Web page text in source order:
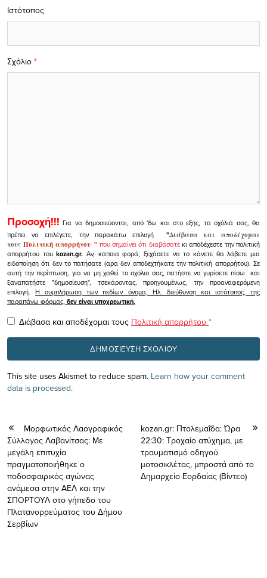
Σχόλιο *
Ιστότοπος
Προσοχή!!! Για να δημοσιεύονται, από 'δω και στο εξής, τα σχόλιά σας, θα
πρέπει να επιλέγετε, την παρακάτω επιλογή
"Διάβασα και αποδέχομαι
τουςΠολιτική απορρήτου" που σημαίνει ότι διαβάσατεκι αποδέχεστε την πολιτική
απορρήτου τουkozan.gr. Αν, κάποια φορά, ξεχάσετε να το κάνετε θα λάβετε μια
ειδοποίηση ότι δεν το πατήσατε (αρα δεν αποδεχτήκατε την πολιτική απορρήτου). Σε
αυτή την περίπτωση, για να μη χαθεί το σχόλιο σας, πατήστε να γυρίσετε πίσω και
ξαναπατήστε "δημοσίευση", τσεκάροντας, προηγουμένως, την προαναφερόμενη
επιλογή.Η συμπλήρωση των πεδίων όνομα, Ηλ. διεύθυνση και ιστότοπος, της
παραπάνω φόρμας, δεν είναι υποχρεωτική.
Διάβασα και αποδέχομαι τους Πολιτική απορρήτου *
This site uses Akismet to reduce spam. Learn how your comment
data is processed.
Μορφωτικός Λαογραφικός
Σύλλογος Λαβανίτσας: Με
μεγάλη επιτυχία
πραγματοποιήθηκε ο
ποδοσφαιρικός αγώνας
ανάμεσα στην ΑΕΛ και την
ΣΠΟΡΤΟΥΛ στο γήπεδο του
Πλατανορρεύματος του Δήμου
Σερβίων
kozan.gr: Πτολεμαΐδα: Ώρα
22:30: Τροχαίο ατύχημα, με
τραυματισμό οδηγού
μοτοσικλέτας, μπροστά από το
Δημαρχείο Εορδαίας (Βίντεο)